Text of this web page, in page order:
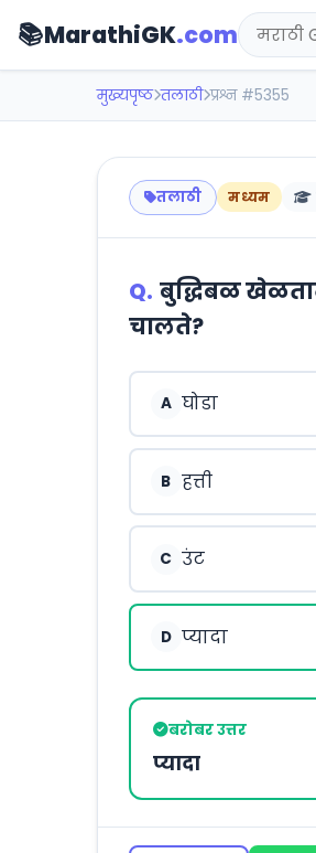
📚MarathiGK.com
मुख्यपृष्ठ तलाठी प्रश्न #5355
तलाठी मध्यम
Q. बुद्धिबळ
चालते?
A घोडा
B हत्ती
C उंट
D प्यादा
बरोबर उत्तर
प्यादा